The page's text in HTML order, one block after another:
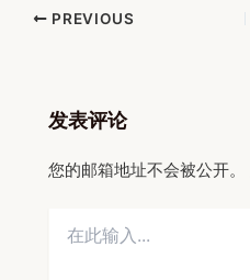
Post
PREVIOUS
发表评论
您的邮箱地址不会被公开。